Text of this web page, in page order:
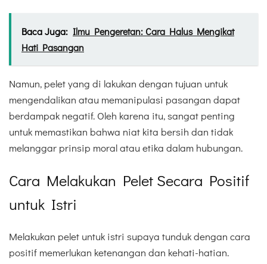
Baca Juga: Ilmu Pengeretan: Cara Halus Mengikat
Hati Pasangan
Namun, pelet yang di lakukan dengan tujuan untuk
mengendalikan atau memanipulasi pasangan dapat
berdampak negatif. Oleh karena itu, sangat penting
untuk memastikan bahwa niat kita bersih dan tidak
melanggar prinsip moral atau etika dalam hubungan.
Cara Melakukan Pelet Secara Positif
untuk Istri
Melakukan pelet untuk istri supaya tunduk dengan cara
positif memerlukan ketenangan dan kehati-hatian.